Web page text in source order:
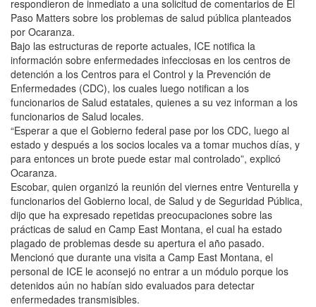
respondieron de inmediato a una solicitud de comentarios de El
Paso Matters sobre los problemas de salud pública planteados
por Ocaranza.
Bajo las estructuras de reporte actuales, ICE notifica la
información sobre enfermedades infecciosas en los centros de
detención a los Centros para el Control y la Prevención de
Enfermedades (CDC), los cuales luego notifican a los
funcionarios de Salud estatales, quienes a su vez informan a los
funcionarios de Salud locales.
“Esperar a que el Gobierno federal pase por los CDC, luego al
estado y después a los socios locales va a tomar muchos días, y
para entonces un brote puede estar mal controlado”, explicó
Ocaranza.
Escobar, quien organizó la reunión del viernes entre Venturella y
funcionarios del Gobierno local, de Salud y de Seguridad Pública,
dijo que ha expresado repetidas preocupaciones sobre las
prácticas de salud en Camp East Montana, el cual ha estado
plagado de problemas desde su apertura el año pasado.
Mencionó que durante una visita a Camp East Montana, el
personal de ICE le aconsejó no entrar a un módulo porque los
detenidos aún no habían sido evaluados para detectar
enfermedades transmisibles.